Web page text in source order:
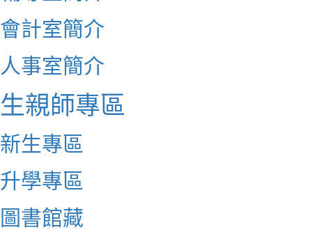
會計室簡介
人事室簡介
生親師專區
新生專區
升學專區
圖書館藏